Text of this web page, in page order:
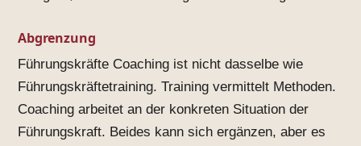
Abgrenzung
Führungskräfte Coaching ist nicht dasselbe wie
Führungskräftetraining. Training vermittelt Methoden.
Coaching arbeitet an der konkreten Situation der
Führungskraft. Beides kann sich ergänzen, aber es